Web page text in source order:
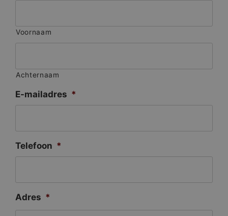
Voornaam
Achternaam
E-mailadres *
Telefoon *
Adres *